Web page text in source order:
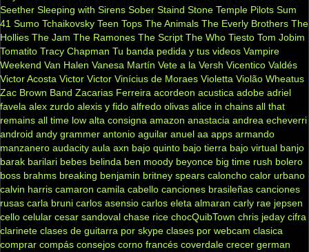
Seether Sleeping with Sirens Sober Staind Stone Temple Pilots Sum
41 Sumo Tchaikovsky Teen Tops The Animals The Everly Brothers The
Hollies The Jam The Ramones The Script The Who Tiesto Tom Jobim
Tomatito Tracy Chapman Tu banda pedida y tus videos Vampire
Weekend Van Halen Vanesa Martín Vete a la Versh Vicentico Valdés
Victor Acosta Victor Victor Vinícius de Moraes Violetta Violão Wheatus
Zac Brown Band Zacarias Ferreira acordeon acustica adobe adriel
favela alex zurdo alexis y fido alfredo olivas alice in chains all that
remains all time low alta consigna amazon anastacia andrea echeverri
android andy grammer antonio aguilar anuel aa apps armando
manzanero audacity aula axn bajo quinto bajo tierra bajo virtual banjo
barak barilari bebes belinda ben moody beyonce big time rush bolero
boss brahms breaking benjamin britney spears caloncho calor urbano
calvin harris camaron camila cabello canciones brasileñas canciones
rusas carla bruni carlos asensio carlos eleta almaran carly rae jepsen
cello celular cesar sandoval chase rice chocQuibTown chris jeday cifra
clarinete clases de guitarra por skype clases por webcam clasica
comprar compás consejos corno francés coverdale crecer german